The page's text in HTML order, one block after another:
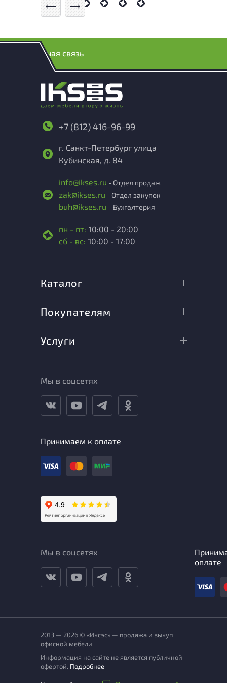
Обратная связь
+7 (812) 416-96-99
г. Санкт-Петербург улица
Кубинская, д. 84
info@ikses.ru - Отдел продаж
zak@ikses.ru - Отдел закупок
buh@ikses.ru - Бухгалтерия
пн - пт: 10:00 - 20:00
сб - вс: 10:00 - 17:00
Каталог
Покупателям
Услуги
Мы в соцсетях
Принимаем к оплате
Мы в соцсетях
оплате
2013 — 2026 © «Иксэс» — продажа и выкуп
офисной мебели
Информация на сайте не является публичной
офертой. Подробнее